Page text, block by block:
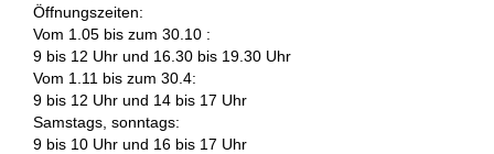
Öffnungszeiten:
Vom 1.05 bis zum 30.10 :
9 bis 12 Uhr und 16.30 bis 19.30 Uhr
Vom 1.11 bis zum 30.4:
9 bis 12 Uhr und 14 bis 17 Uhr
Samstags, sonntags:
9 bis 10 Uhr und 16 bis 17 Uhr